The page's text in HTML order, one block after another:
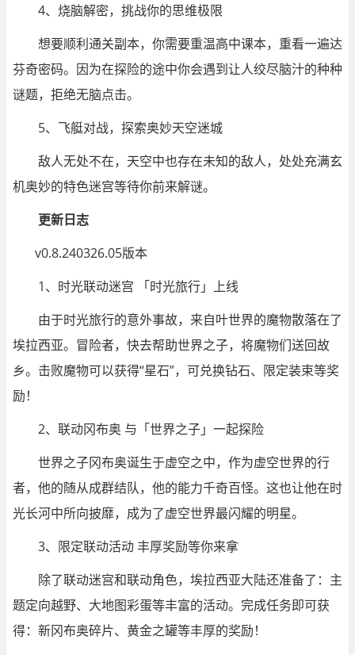
4、烧脑解密，挑战你的思维极限
想要顺利通关副本，你需要重温高中课本，重看一遍达
芬奇密码。因为在探险的途中你会遇到让人绞尽脑汁的种种
谜题，拒绝无脑点击。
5、飞艇对战，探索奥妙天空迷城
敌人无处不在，天空中也存在未知的敌人，处处充满玄
机奥妙的特色迷宫等待你前来解谜。
更新日志
v0.8.240326.05版本
1、时光联动迷宫 「时光旅行」上线
由于时光旅行的意外事故，来自叶世界的魔物散落在了
埃拉西亚。冒险者，快去帮助世界之子，将魔物们送回故
乡。击败魔物可以获得“星石”，可兑换钻石、限定装束等奖
励！
2、联动冈布奥 与「世界之子」一起探险
世界之子冈布奥诞生于虚空之中，作为虚空世界的行
者，他的随从成群结队，他的能力千奇百怪。这也让他在时
光长河中所向披靡，成为了虚空世界最闪耀的明星。
3、限定联动活动 丰厚奖励等你来拿
除了联动迷宫和联动角色，埃拉西亚大陆还准备了：主
题定向越野、大地图彩蛋等丰富的活动。完成任务即可获
得：新冈布奥碎片、黄金之罐等丰厚的奖励！